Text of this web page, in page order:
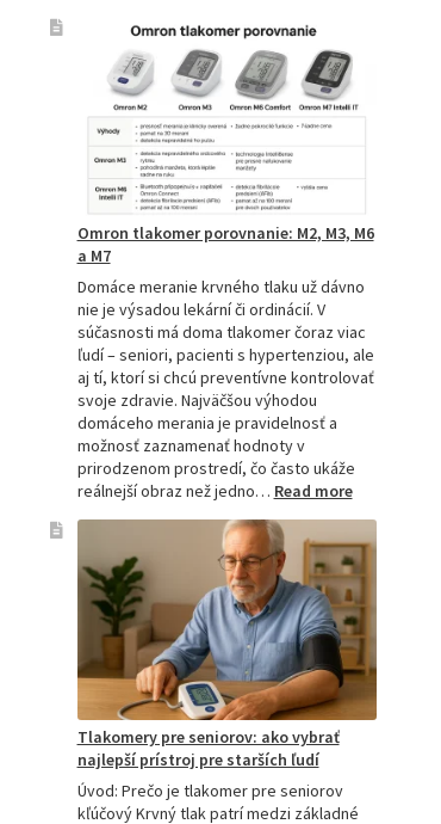
tlakomery
spoľahlivý
pomocník
pre
zdravie
Omron tlakomer porovnanie: M2, M3, M6
a M7
Domáce meranie krvného tlaku už dávno
nie je výsadou lekární či ordinácií. V
súčasnosti má doma tlakomer čoraz viac
ľudí – seniori, pacienti s hypertenziou, ale
aj tí, ktorí si chcú preventívne kontrolovať
svoje zdravie. Najväčšou výhodou
domáceho merania je pravidelnosť a
možnosť zaznamenať hodnoty v
prirodzenom prostredí, čo často ukáže
reálnejší obraz než jedno… Read more:
porovnanie:
M2,
M3,
M6
a
M7
Tlakomery pre seniorov: ako vybrať
najlepší prístroj pre starších ľudí
Úvod: Prečo je tlakomer pre seniorov
kľúčový Krvný tlak patrí medzi základné